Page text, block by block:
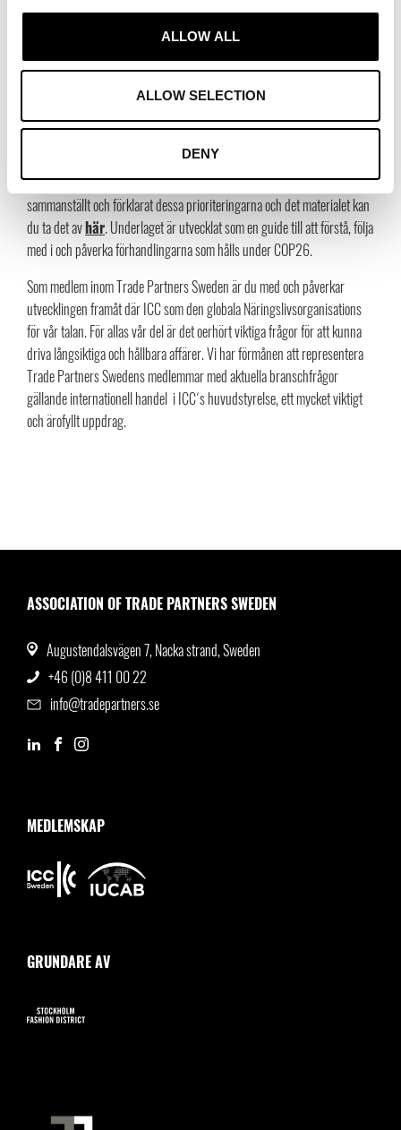
ALLOW ALL
ALLOW SELECTION
DENY
vara med och påverka klimatförhandlingarna i rätt riktning. Företagen vill
inte bara visa upp vad de gör här och nu utan vill även få förutsättningar
att fortsätta vara innovativa och ambitiösa i sitt klimatarbete. För att göra
det behöver vi se att klimatförhandlingarna levererar resultat på alla
fokalpunkt gentemot FN:s klimatkonvention UNFCCC har ICC identifierat
sex centrala prioriteringar för att klimatomställningen ska lyckas. ICC har
sammanställt och förklarat dessa prioriteringarna och det materialet kan
du ta det avhär. Underlaget är utvecklat som en guide till att förstå, följa
med i och påverka förhandlingarna som hålls under COP26.
Som medlem inom Trade Partners Sweden är du med och påverkar
utvecklingen framåt där ICC som den globala Näringslivsorganisations
för vår talan. För allas vår del är det oerhört viktiga frågor för att kunna
driva långsiktiga och hållbara affärer. Vi har förmånen att representera
Trade Partners Swedens medlemmar med aktuella branschfrågor
gällande internationell handel i ICC´s huvudstyrelse, ett mycket viktigt
och ärofyllt uppdrag.
ASSOCIATION OF TRADE PARTNERS SWEDEN
Augustendalsvägen 7, Nacka strand, Sweden
+46 (0)8 411 00 22
info@tradepartners.se
MEDLEMSKAP
GRUNDARE AV